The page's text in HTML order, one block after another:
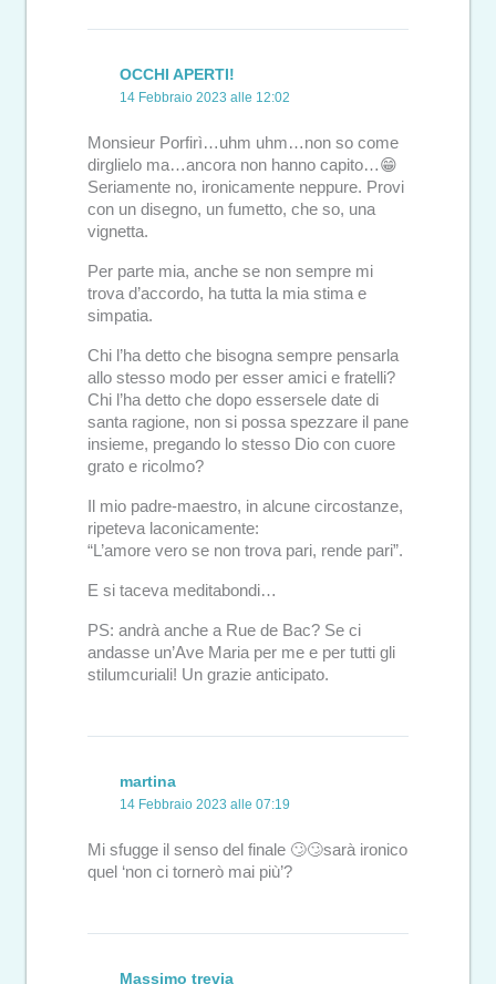
OCCHI APERTI!
14 Febbraio 2023 alle 12:02
Monsieur Porfirì…uhm uhm…non so come
dirglielo ma…ancora non hanno capito…😁
Seriamente no, ironicamente neppure. Provi
con un disegno, un fumetto, che so, una
vignetta.
Per parte mia, anche se non sempre mi
trova d’accordo, ha tutta la mia stima e
simpatia.
Chi l’ha detto che bisogna sempre pensarla
allo stesso modo per esser amici e fratelli?
Chi l’ha detto che dopo essersele date di
santa ragione, non si possa spezzare il pane
insieme, pregando lo stesso Dio con cuore
grato e ricolmo?
Il mio padre-maestro, in alcune circostanze,
ripeteva laconicamente:
“L’amore vero se non trova pari, rende pari”.
E si taceva meditabondi…
PS: andrà anche a Rue de Bac? Se ci
andasse un’Ave Maria per me e per tutti gli
stilumcuriali! Un grazie anticipato.
martina
14 Febbraio 2023 alle 07:19
Mi sfugge il senso del finale 🙄🙄sarà ironico
quel ‘non ci tornerò mai più’?
Massimo trevia